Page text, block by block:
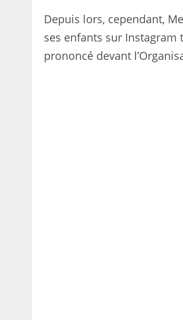
Depuis lors, cependant,
ses enfants sur Instagram
prononcé devant